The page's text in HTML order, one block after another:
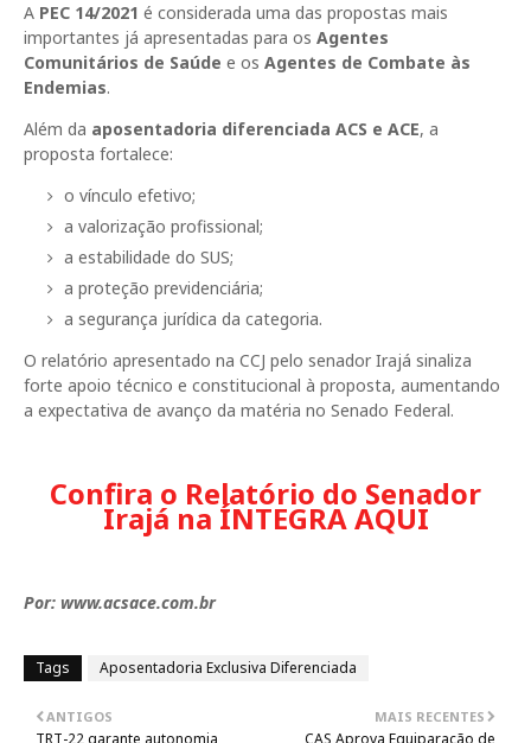
A PEC 14/2021 é considerada uma das propostas mais
importantes já apresentadas para os Agentes
Comunitários de Saúde e os Agentes de Combate às
Endemias.
Além da aposentadoria diferenciada ACS e ACE, a
proposta fortalece:
o vínculo efetivo;
a valorização profissional;
a estabilidade do SUS;
a proteção previdenciária;
a segurança jurídica da categoria.
O relatório apresentado na CCJ pelo senador Irajá sinaliza
forte apoio técnico e constitucional à proposta, aumentando
a expectativa de avanço da matéria no Senado Federal.
Confira o Relatório do Senador
Irajá na ÍNTEGRA AQUI
Por: www.acsace.com.br
Tags Aposentadoria Exclusiva Diferenciada
MAIS RECENTES
CAS Aprova Equiparação de
ANTIGOS
TRT-22 garante autonomia